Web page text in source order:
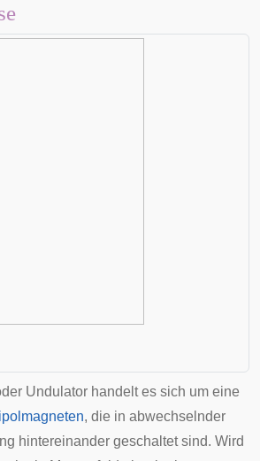
Undulator handelt es sich um eine
, die in abwechselnder
hintereinander geschaltet sind. Wird